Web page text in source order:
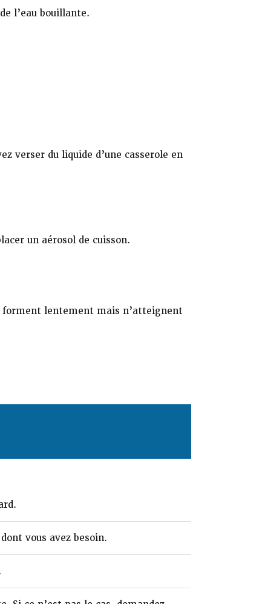
l’eau bouillante.
verser du liquide d’une casserole en
un aérosol de cuisson.
forment lentement mais n’atteignent
vous avez besoin.